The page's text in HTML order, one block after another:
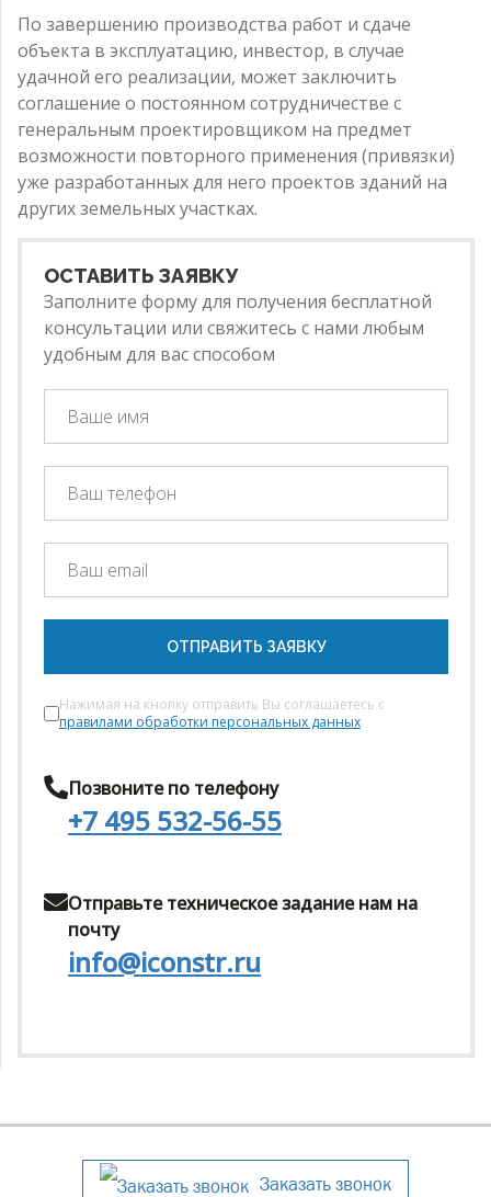
По завершению производства работ и сдаче
объекта в эксплуатацию, инвестор, в случае
удачной его реализации, может заключить
соглашение о постоянном сотрудничестве с
генеральным проектировщиком на предмет
возможности повторного применения (привязки)
уже разработанных для него проектов зданий на
других земельных участках.
ОСТАВИТЬ ЗАЯВКУ
Заполните форму для получения бесплатной
консультации или свяжитесь с нами любым
удобным для вас способом
ОТПРАВИТЬ ЗАЯВКУ
Нажимая на кнопку отправить Вы соглашаетесь с
правилами обработки персональных данных
Позвоните по телефону
+7 495 532-56-55
Отправьте техническое задание нам на
почту
info@iconstr.ru
Заказать звонок